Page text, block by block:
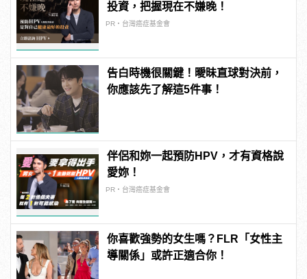
投資，把握現在不嫌晚！
PR・台灣癌症基金會
告白時機很關鍵！曖昧直球對決前，
你應該先了解這5件事！
伴侶和妳一起預防HPV，才有資格說
愛妳！
PR・台灣癌症基金會
你喜歡強勢的女生嗎？FLR「女性主
導關係」或許正適合你！